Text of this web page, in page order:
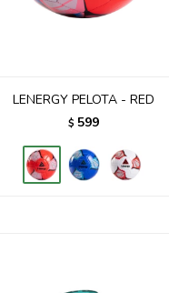
LENERGY PELOTA - RED
$ 599